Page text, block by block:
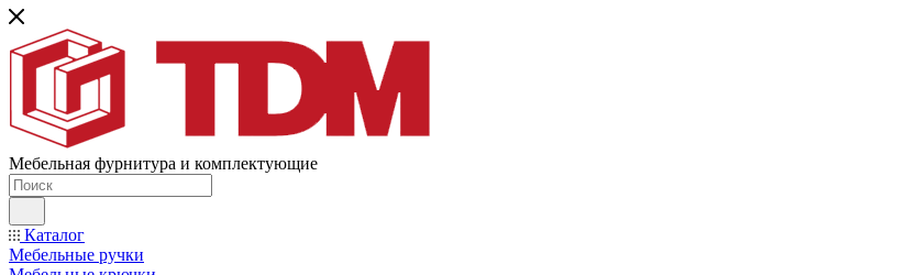
Мебельная фурнитура и комплектующие
Каталог
Мебельные ручки